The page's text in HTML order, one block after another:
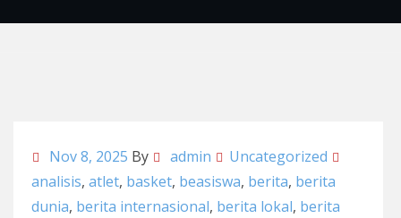
Nov 8, 2025 By admin
Uncategorized
analisis, atlet, basket, beasiswa, berita, berita
dunia, berita internasional, berita lokal, berita